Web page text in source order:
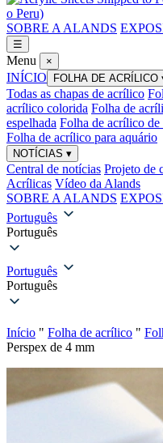
SOBRE A ALANDS
☰
Menu ×
INÍCIO FOLHA DE ACRÍLICO
Todas as chapas de acrílico
acrílico colorida Folha de
espelhada Folha de acrílico de
Folha de acrílico para aquário
NOTÍCIAS ▾
Central de notícias Projeto de
Acrílicas Vídeo da Alands
SOBRE A ALANDS
Português
Português
Português
Português
Início " Folha de acrílico "
Perspex de 4 mm